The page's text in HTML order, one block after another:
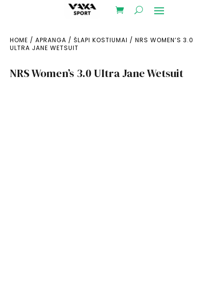
HOME / APRANGA / ŠLAPI KOSTIUMAI / NRS WOMEN’S 3.0
ULTRA JANE WETSUIT
NRS Women’s 3.0 Ultra Jane Wetsuit